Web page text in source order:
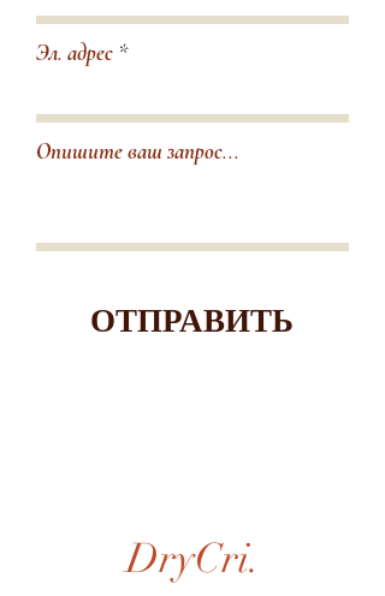
Эл. адрес
Опишите ваш запрос...
ОТПРАВИТЬ
DryCri.